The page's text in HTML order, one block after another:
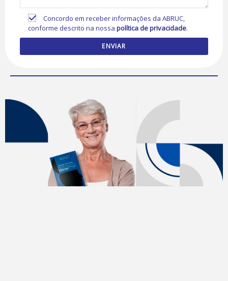
Concordo em receber informações da ABRUC,
conforme descrito na nossapolítica de privacidade.